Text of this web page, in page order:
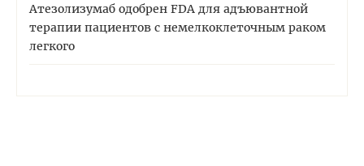
Атезолизумаб одобрен FDA для адъювантной
терапии пациентов с немелкоклеточным раком
легкого